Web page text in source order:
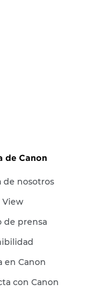
de Canon
de nosotros
View
de prensa
en Canon
con Canon